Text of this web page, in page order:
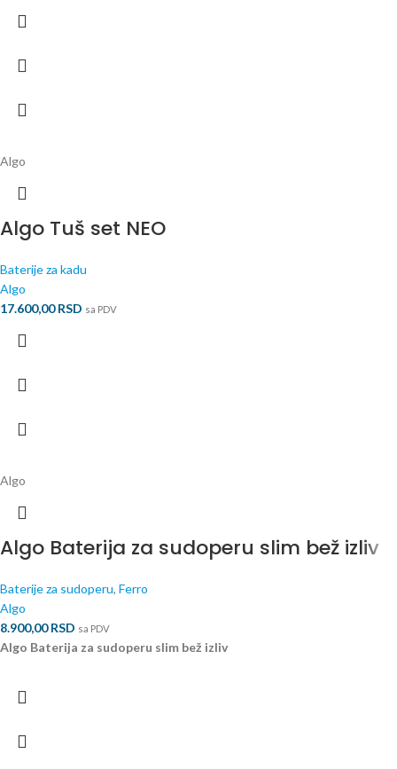
Algo
Algo Tuš set NEO
Baterije za kadu
Algo
17.600,00RSD sa PDV
Algo
Algo Baterija za sudoperu slim bež izliv
Baterije za sudoperu, Ferro
Algo
8.900,00RSD sa PDV
Algo Baterija za sudoperu slim bež izliv